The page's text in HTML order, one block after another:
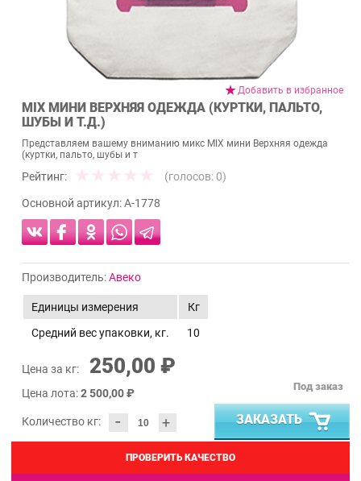
Добавить в избранное
MIX МИНИ ВЕРХНЯЯ ОДЕЖДА (КУРТКИ, ПАЛЬТО,
ШУБЫ И Т.Д.)
Представляем вашему вниманию микс MIX мини Верхняя одежда
(куртки, пальто, шубы и т
Рейтинг: (голосов: 0)
Основной артикул:А-1778
Производитель:Авеко
Единицы измерения
Кг
Средний вес упаковки, кг.
10
Цена за кг: 250,00 ₽
Цена лота:2 500,00 ₽
Количество кг: - +
Под заказ
ЗАКАЗАТЬ
ПРОВЕРИТЬ КАЧЕСТВО